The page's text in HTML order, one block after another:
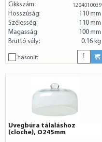
Cikkszám: 1204010039
Hosszúság:
110 mm
Szélesség:
110 mm
Magasság:
100 mm
Bruttó súly:
0.16 kg
hasonlít
Üvegbúra tálaláshoz
(cloche), O245mm